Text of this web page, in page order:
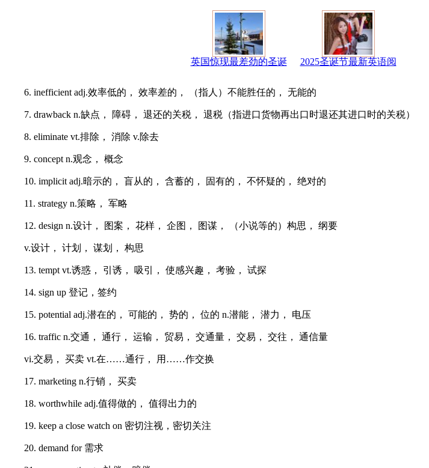
英国惊现最差劲的圣诞 2025圣诞节最新英语阅
6. inefficient adj.效率低的， 效率差的， （指人）不能胜任的， 无能的
7. drawback n.缺点， 障碍， 退还的关税， 退税（指进口货物再出口时退还其进口时的关税）
8. eliminate vt.排除， 消除 v.除去
9. concept n.观念， 概念
10. implicit adj.暗示的， 盲从的， 含蓄的， 固有的， 不怀疑的， 绝对的
11. strategy n.策略， 军略
12. design n.设计， 图案， 花样， 企图， 图谋， （小说等的）构思， 纲要
v.设计， 计划， 谋划， 构思
13. tempt vt.诱惑， 引诱， 吸引， 使感兴趣， 考验， 试探
14. sign up 登记，签约
15. potential adj.潜在的， 可能的， 势的， 位的 n.潜能， 潜力， 电压
16. traffic n.交通， 通行， 运输， 贸易， 交通量， 交易， 交往， 通信量
vi.交易， 买卖 vt.在……通行， 用……作交换
17. marketing n.行销， 买卖
18. worthwhile adj.值得做的， 值得出力的
19. keep a close watch on 密切注视，密切关注
20. demand for 需求